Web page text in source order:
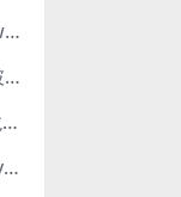
卡密兑换使用教程以及windows使用教程
百度云密码大盗V2.30 破解分享链接提取码
HBO 权力的游戏前传 龙之家族 House of the Dragon (2022) 中字 1080P 更新4集
迪拜的女孩 Dziewczyny z Dubaju (2021) 1080P 中字